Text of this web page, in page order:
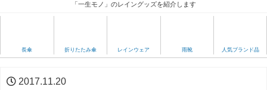
「一生モノ」のレイングッズを紹介します
長傘 折りたたみ傘 レインウェア 雨靴 人気ブランド品
2017.11.20